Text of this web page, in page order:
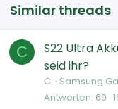
Similar threads
C
S22 Ultra
seid ihr?
C. Samsung
Antworten 69